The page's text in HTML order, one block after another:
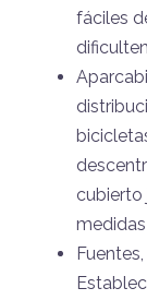
fáciles
cubierto